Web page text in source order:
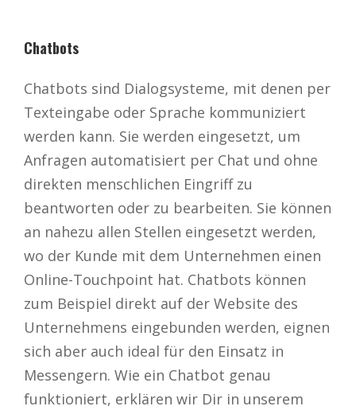
Chatbots
Chatbots sind Dialogsysteme, mit denen per
Texteingabe oder Sprache kommuniziert
werden kann. Sie werden eingesetzt, um
Anfragen automatisiert per Chat und ohne
direkten menschlichen Eingriff zu
beantworten oder zu bearbeiten. Sie können
an nahezu allen Stellen eingesetzt werden,
wo der Kunde mit dem Unternehmen einen
Online-Touchpoint hat. Chatbots können
zum Beispiel direkt auf der Website des
Unternehmens eingebunden werden, eignen
sich aber auch ideal für den Einsatz in
Messengern. Wie ein Chatbot genau
funktioniert, erklären wir Dir in unserem